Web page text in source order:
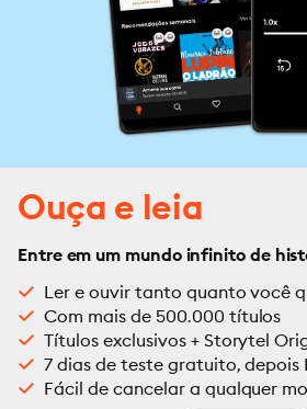
Ouça e leia
Entre em um mundo infinito de
Ler e ouvir tanto quanto você
Com mais de 500.000 títulos
Títulos exclusivos + Storytel
7 dias de teste gratuito, depois
Fácil de cancelar a qualquer